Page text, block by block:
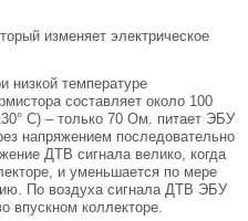
изменяет электрическое
низкой температуре
составляет около 100
С) – только 70 Ом. питает ЭБУ
напряжением последовательно
ДТВ сигнала велико, когда
и уменьшается по мере
По воздуха сигнала ДТВ ЭБУ
впускном коллекторе.